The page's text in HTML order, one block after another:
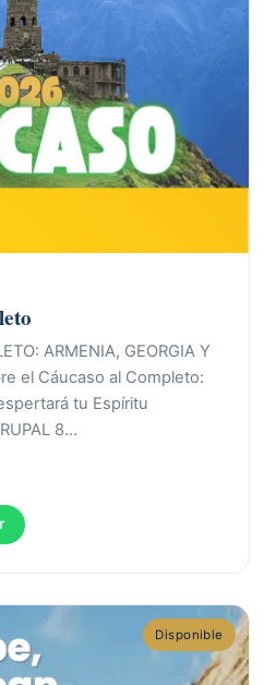
ARMENIA, GEORGIA Y
el Cáucaso al Completo:
tu Espíritu
8…
Disponible